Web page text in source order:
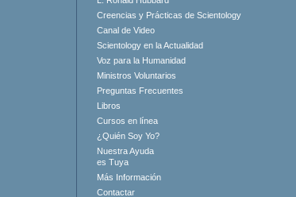
Creencias y Prácticas de Scientology
Canal de Video
Scientology en la Actualidad
Voz para la Humanidad
Ministros Voluntarios
Preguntas Frecuentes
Libros
Cursos en línea
¿Quién Soy Yo?
Nuestra Ayuda
es Tuya
Más Información
Contactar